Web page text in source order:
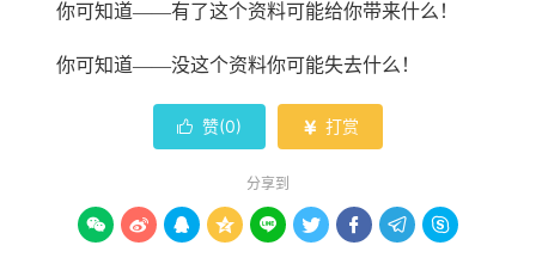
你可知道——有了这个资料可能给你带来什么！
你可知道——没这个资料你可能失去什么 ！
 赞(0)  打赏
分享到
        